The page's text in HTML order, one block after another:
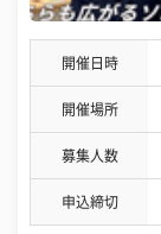
開催日時
開催場所
募集人数
申込締切